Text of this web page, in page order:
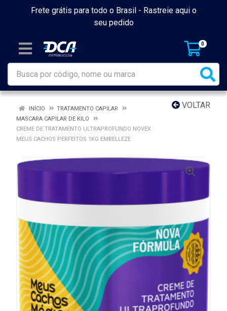
Frete grátis para todo o Brasil - Rastreie aqui o
seu pedido
0
VOLTAR
INÍCIO
TRATAMENTO CAPILAR
MASCARA CAPILAR DE KILO
CREME DE TRATAMENTO ULTRAPROFUNDO NOVEX
MEUS CACHOS PERFEITOS 1KG EMBELLEZE